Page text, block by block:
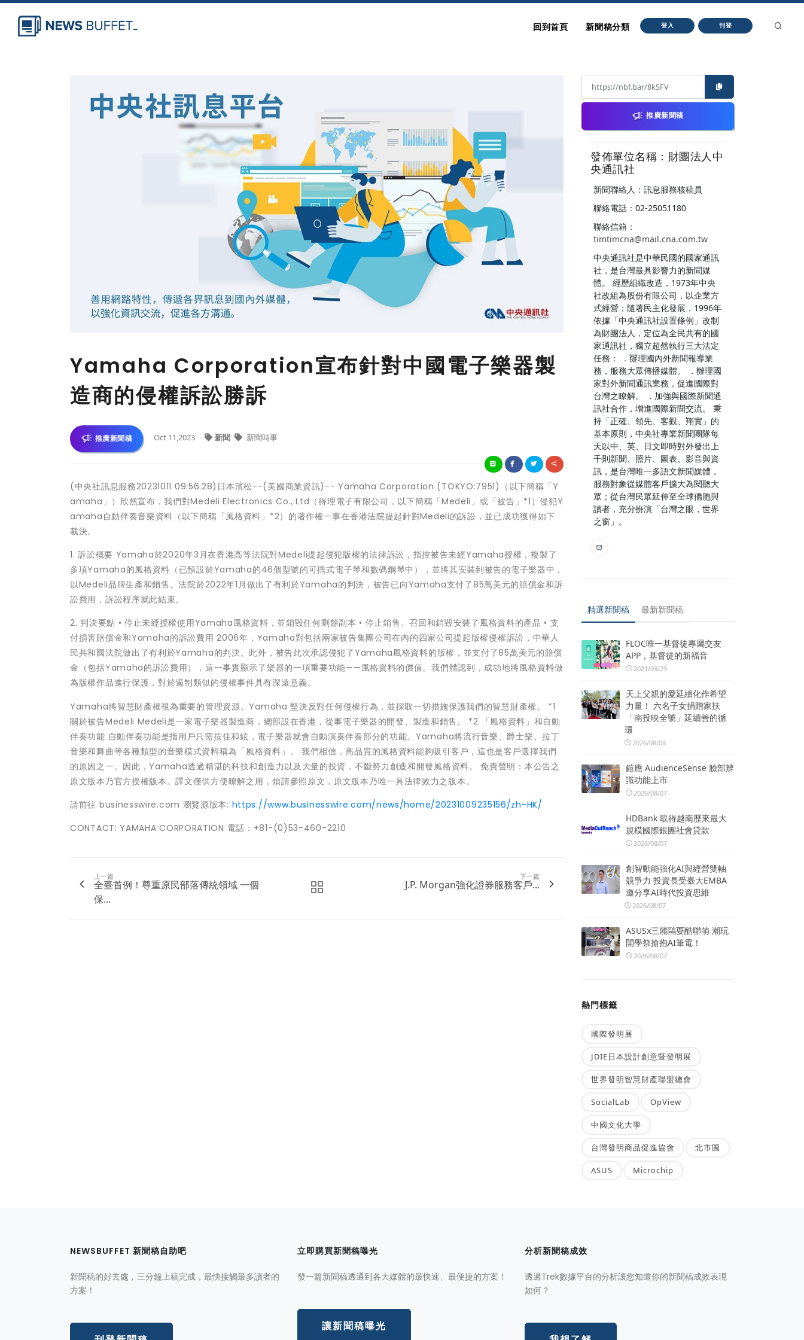
回到首頁 新聞稿分類 登入 刊登
Yamaha Corporation宣布針對中國電子樂器製
造商的侵權訴訟勝訴
推廣新聞稿 Oct 11,2023 新聞 新聞時事
(中央社訊息服務20231011 09:56:28)日本濱松--(美國商業資訊)-- Yamaha Corporation (TOKYO:7951)（以下簡稱「Y
amaha」）欣然宣布，我們對Medeli Electronics Co., Ltd（得理電子有限公司，以下簡稱「Medeli」或「被告」*1）侵犯Y
amaha自動伴奏音樂資料（以下簡稱「風格資料」*2）的著作權一事在香港法院提起針對Medeli的訴訟，並已成功獲得如下
裁決。
1. 訴訟概要 Yamaha於2020年3月在香港高等法院對Medeli提起侵犯版權的法律訴訟，指控被告未經Yamaha授權，複製了
多項Yamaha的風格資料（已預設於Yamaha的46個型號的可擕式電子琴和數碼鋼琴中），並將其安裝到被告的電子樂器中，
以Medeli品牌生產和銷售。法院於2022年1月做出了有利於Yamaha的判決，被告已向Yamaha支付了85萬美元的賠償金和訴
訟費用，訴訟程序就此結束。
2. 判決要點 • 停止未經授權使用Yamaha風格資料，並銷毀任何剩餘副本 • 停止銷售、召回和銷毀安裝了風格資料的產品 • 支
付損害賠償金和Yamaha的訴訟費用 2006年，Yamaha對包括兩家被告集團公司在內的四家公司提起版權侵權訴訟，中華人
民共和國法院做出了有利於Yamaha的判決。此外，被告此次承認侵犯了Yamaha風格資料的版權，並支付了85萬美元的賠償
金（包括Yamaha的訴訟費用），這一事實顯示了樂器的一項重要功能——風格資料的價值。我們體認到，成功地將風格資料做
為版權作品進行保護，對於遏制類似的侵權事件具有深遠意義。
Yamaha將智慧財產權視為重要的管理資源。Yamaha 堅決反對任何侵權行為，並採取一切措施保護我們的智慧財產權。 *1
關於被告Medeli Medeli是一家電子樂器製造商，總部設在香港，從事電子樂器的開發、製造和銷售。 *2 「風格資料」和自動
伴奏功能 自動伴奏功能是指用戶只需按住和絃，電子樂器就會自動演奏伴奏部分的功能。Yamaha將流行音樂、爵士樂、拉丁
音樂和舞曲等各種類型的音樂模式資料稱為「風格資料」。 我們相信，高品質的風格資料能夠吸引客戶，這也是客戶選擇我們
的原因之一。因此，Yamaha透過精湛的科技和創造力以及大量的投資，不斷努力創造和開發風格資料。 免責聲明：本公告之
原文版本乃官方授權版本。譯文僅供方便瞭解之用，煩請參照原文，原文版本乃唯一具法律效力之版本。
請前往 businesswire.com 瀏覽源版本: https://www.businesswire.com/news/home/20231009235156/zh-HK/
CONTACT: YAMAHA CORPORATION 電話：+81-(0)53-460-2210
上一篇
全臺首例！尊重原民部落傳統領域 一個
保...
下一篇
J.P. Morgan強化證券服務客戶...
推廣新聞稿
發佈單位名稱：財團法人中
央通訊社
新聞聯絡人：訊息服務核稿員
聯絡電話：02-25051180
聯絡信箱：
timtimcna@mail.cna.com.tw
中央通訊社是中華民國的國家通訊
社，是台灣最具影響力的新聞媒
體。 經歷組織改造，1973年中央
社改組為股份有限公司，以企業方
式經營；隨著民主化發展，1996年
依據「中央通訊社設置條例」改制
為財團法人，定位為全民共有的國
家通訊社，獨立超然執行三大法定
任務： ．辦理國內外新聞報導業
務，服務大眾傳播媒體。 ．辦理國
家對外新聞通訊業務，促進國際對
台灣之瞭解。 ．加強與國際新聞通
訊社合作，增進國際新聞交流。 秉
持「正確、領先、客觀、翔實」的
基本原則，中央社專業新聞團隊每
天以中、英、日文即時對外發出上
千則新聞、照片、圖表、影音與資
訊，是台灣唯一多語文新聞媒體，
服務對象從媒體客戶擴大為閱聽大
眾；從台灣民眾延伸至全球僑胞與
讀者，充分扮演「台灣之眼，世界
之窗」。
精選新聞稿 最新新聞稿
FLOC唯一基督徒專屬交友
APP，基督徒的新福音
2021/03/29
天上父親的愛延續化作希望
力量！ 六名子女捐贈家扶
「南投映全號」延續善的循
環
2026/08/08
鎧應 AudienceSense 臉部辨
識功能上市
2026/08/07
HDBank 取得越南歷來最大
規模國際銀團社會貸款
2026/08/07
創智動能強化AI與經營雙軸
競爭力 投資長受臺大EMBA
邀分享AI時代投資思維
2026/08/07
ASUSx三麗鷗耍酷聯萌 潮玩
開學祭搶抱AI筆電！
2026/08/07
熱門標籤
國際發明展
JDIE日本設計創意暨發明展
世界發明智慧財產聯盟總會
SocialLab OpView
中國文化大學
台灣發明商品促進協會 北市圖
ASUS Microchip
NEWSBUFFET 新聞稿自助吧
新聞稿的好去處，三分鐘上稿完成，最快接觸最多讀者的
方案！
立即購買新聞稿曝光
發一篇新聞稿透通到各大媒體的最快速、最便捷的方案！
讓新聞稿曝光
分析新聞稿成效
透過Trek數據平台的分析讓您知道你的新聞稿成效表現
如何？